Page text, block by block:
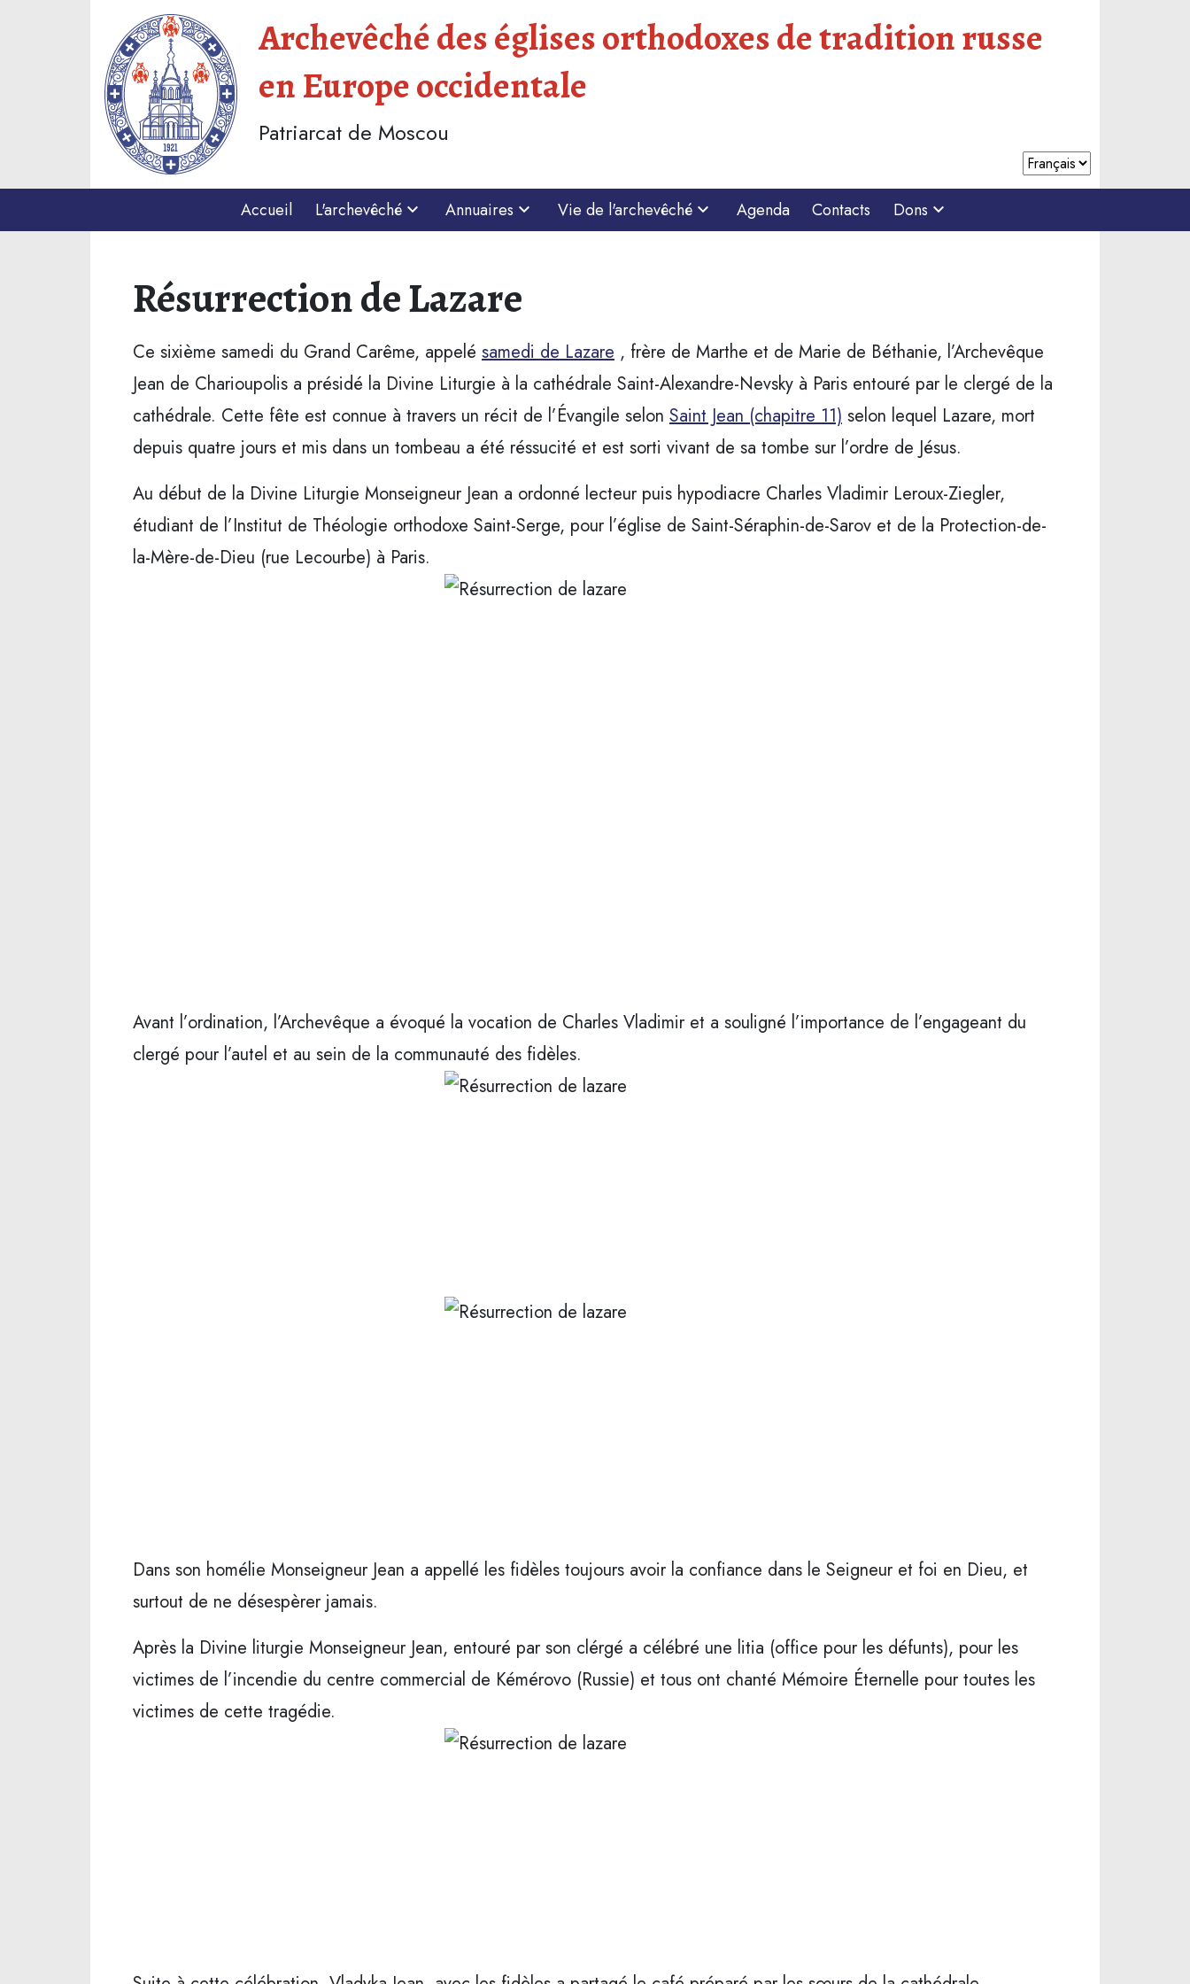
Archevêché des églises orthodoxes de tradition russe
en Europe occidentale
Patriarcat de Moscou
Accueil L'archevêché Annuaires Vie de l'archevêché Agenda Contacts Dons
Résurrection de Lazare
Ce sixième samedi du Grand Carême, appelé samedi de Lazare , frère de Marthe et de Marie de Béthanie, l’Archevêque
Jean de Charioupolis a présidé la Divine Liturgie à la cathédrale Saint-Alexandre-Nevsky à Paris entouré par le clergé de la
cathédrale. Cette fête est connue à travers un récit de l’Évangile selon Saint Jean (chapitre 11) selon lequel Lazare, mort
depuis quatre jours et mis dans un tombeau a été réssucité et est sorti vivant de sa tombe sur l’ordre de Jésus.
Au début de la Divine Liturgie Monseigneur Jean a ordonné lecteur puis hypodiacre Charles Vladimir Leroux-Ziegler,
étudiant de l’Institut de Théologie orthodoxe Saint-Serge, pour l’église de Saint-Séraphin-de-Sarov et de la Protection-de-
la-Mère-de-Dieu (rue Lecourbe) à Paris.
Avant l’ordination, l’Archevêque a évoqué la vocation de Charles Vladimir et a souligné l’importance de l’engageant du
clergé pour l’autel et au sein de la communauté des fidèles.
Dans son homélie Monseigneur Jean a appellé les fidèles toujours avoir la confiance dans le Seigneur et foi en Dieu, et
surtout de ne désespèrer jamais.
Après la Divine liturgie Monseigneur Jean, entouré par son clérgé a célébré une litia (office pour les défunts), pour les
victimes de l’incendie du centre commercial de Kémérovo (Russie) et tous ont chanté Mémoire Éternelle pour toutes les
victimes de cette tragédie.